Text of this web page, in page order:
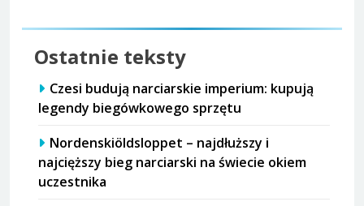
Ostatnie teksty
Czesi budują narciarskie imperium: kupują
legendy biegówkowego sprzętu
Nordenskiöldsloppet – najdłuższy i
najcięższy bieg narciarski na świecie okiem
uczestnika